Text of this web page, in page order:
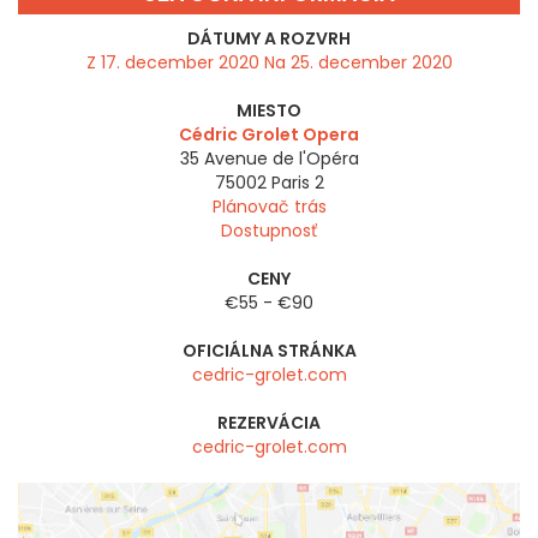
DÁTUMY A ROZVRH
Z 17. december 2020 Na 25. december 2020
MIESTO
Cédric Grolet Opera
35 Avenue de l'Opéra
75002 Paris 2
Plánovač trás
Dostupnosť
CENY
€55 - €90
OFICIÁLNA STRÁNKA
cedric-grolet.com
REZERVÁCIA
cedric-grolet.com